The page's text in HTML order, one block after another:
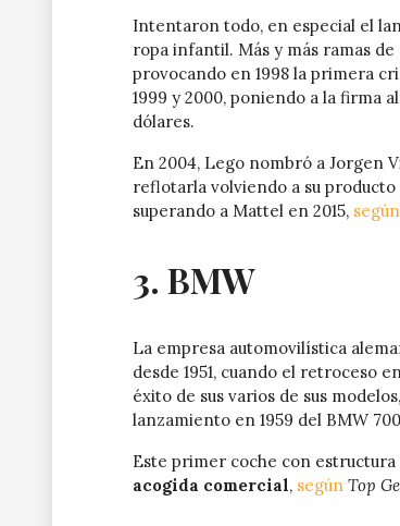
Intentaron todo, en especial el
ropa infantil. Más y más ramas
provocando en 1998 la primera
1999 y 2000, poniendo a la firma
dólares.
En 2004, Lego nombró a Jorgen
reflotarla volviendo a su
superando a Mattel en 2015, según
3. BMW
La empresa automovilística
desde 1951, cuando el retroceso
éxito de sus varios de sus
lanzamiento en 1959 del BMW
Este primer coche con estructura
acogida comercial, según Top